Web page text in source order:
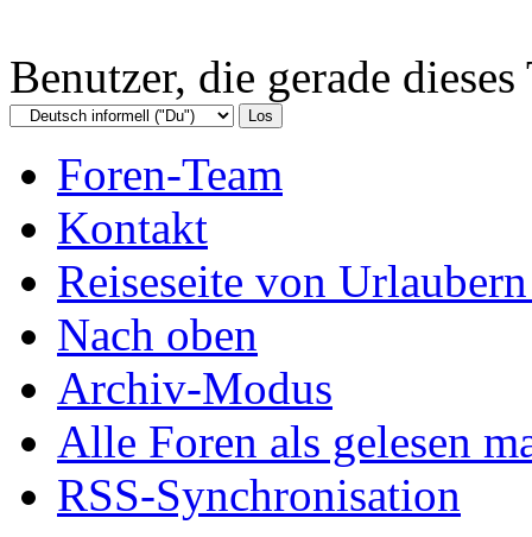
Benutzer, die gerade
Foren-Team
Kontakt
Reiseseite von
Nach oben
Archiv-Modus
Alle Foren als gelesen
RSS-Synchronisation